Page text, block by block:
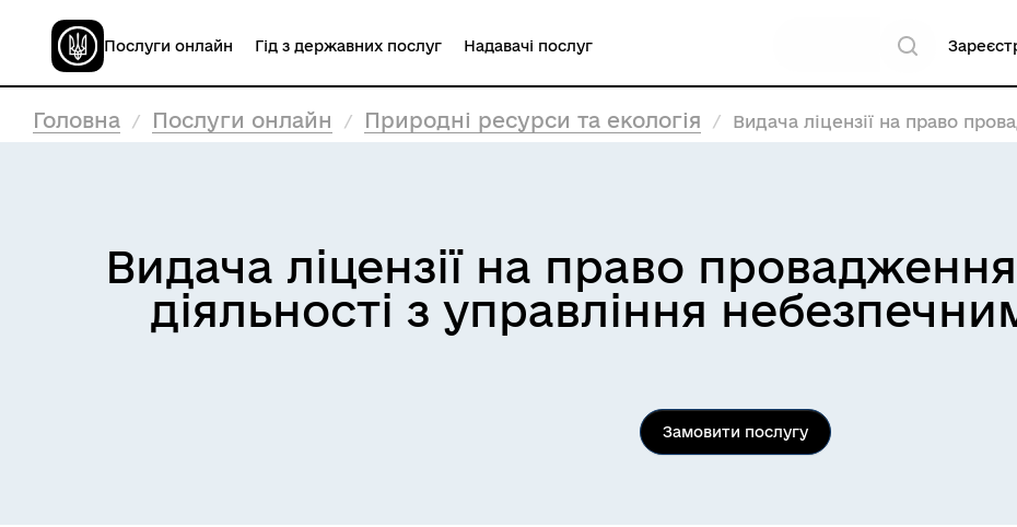
Послуги онлайн Гід з державних послуг Надавачі послуг
Головна Послуги онлайн Природні ресурси та екологія Видача ліцензії на право провадження
Видача ліцензії на право
діяльності з управління
Замовити послугу